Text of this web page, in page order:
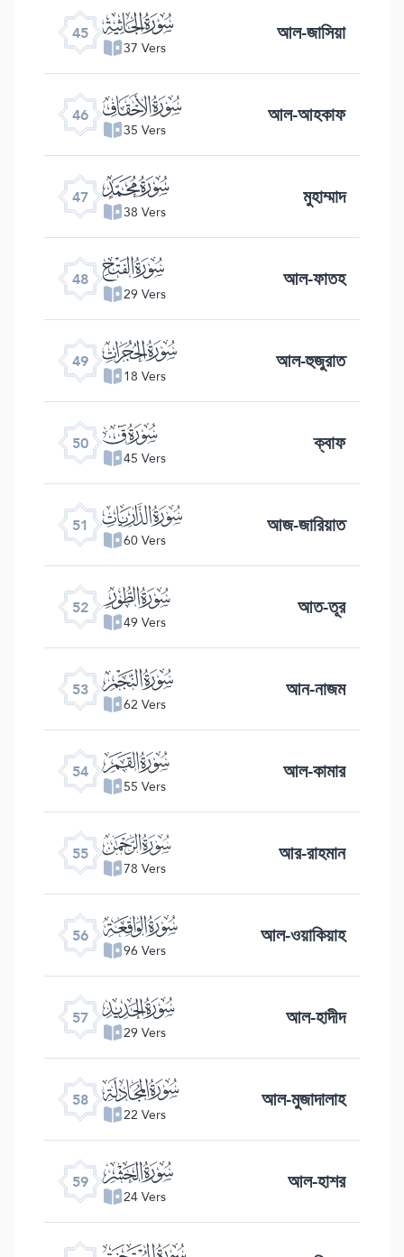
45 ﯚ
37 Vers আল-জাসিয়া
46 ﯛ
35 Vers আল-আহকাফ
47 ﯜ
38 Vers মুহাম্মাদ
48 ﯝ
29 Vers আল-ফাতহ
49 ﯞ
18 Vers আল-হুজুরাত
50 ﯟ
45 Vers ক্বাফ
51 ﯠ
60 Vers আজ-জারিয়াত
52 ﯡ
49 Vers আত-তূর
53 ﯢ
62 Vers আন-নাজম
54 ﯣ
55 Vers আল-কামার
55 ﯤ
78 Vers আর-রাহমান
56 ﯥ
96 Vers আল-ওয়াকিয়াহ
57 ﯦ
29 Vers আল-হাদীদ
58 ﯧ
22 Vers আল-মুজাদালাহ
59 ﯨ
24 Vers আল-হাশর